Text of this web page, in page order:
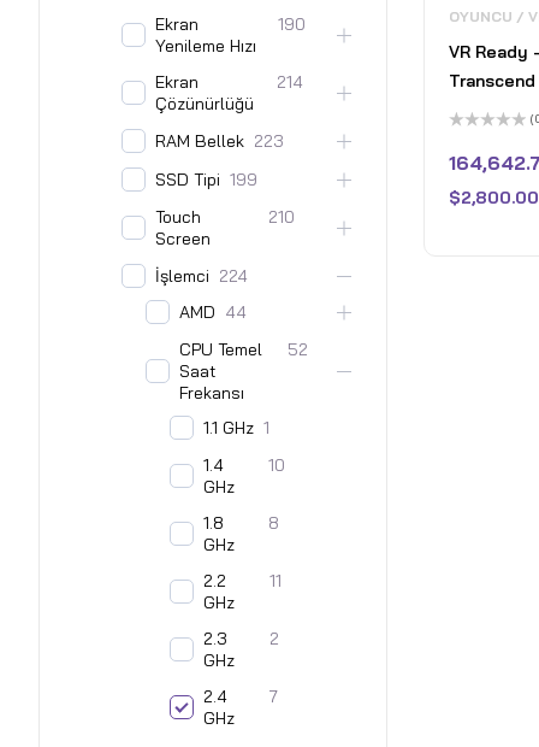
Ekran
Yenileme Hızı
190
Ekran
Çözünürlüğü
214
RAM Bellek 223
SSD Tipi 199
Touch
Screen
210
İşlemci 224
AMD 44
CPU Temel
Saat
Frekansı
52
1.1 GHz 1
1.4
GHz
10
1.8
GHz
8
2.2
GHz
11
2.3
GHz
2
2.4
GHz
7
OYUNCU /
VR Ready
OLED
9 185H -
GeForce
üzerinden
0
aldı
$